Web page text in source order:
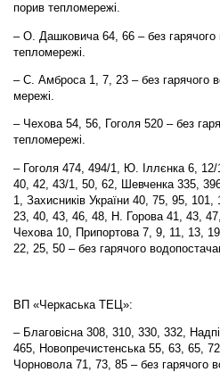
порив тепломережі.
– О. Дашковича 64, 66 – без гарячого
тепломережі.
– С. Амброса 1, 7, 23 – без гарячого
мережі.
– Чехова 54, 56, Гоголя 520 – без
тепломережі.
– Гоголя 474, 494/1, Ю. Іллєнка 6, 12/
40, 42, 43/1, 50, 62, Шевченка 335,
1, Захисників України 40, 75, 95,
23, 40, 43, 46, 48, Н. Горова 41, 43,
Чехова 10, Припортова 7, 9, 11, 13,
22, 25, 50 – без гарячого
ВП «Черкаська ТЕЦ»:
– Благовісна 308, 310, 330, 332,
465, Новопречистенська 55, 63, 65,
Чорновола 71, 73, 85 – без гарячого